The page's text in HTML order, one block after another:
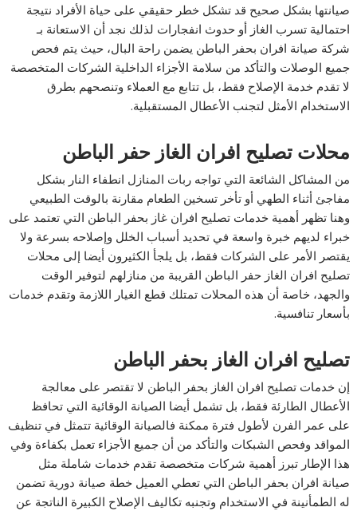
صيانتها بشكل صحيح قد تشكل خطر حقيقي على حياة الأفراد نتيجة
احتمالية تسرب الغاز أو حدوث انفجارات لذلك نجد أن الاستعانة بـ
شركة صيانة افران بحفر الباطن يضمن راحة البال، حيث يتم فحص
جميع الوصلات والتأكد من سلامة الأجزاء الداخلية الشركات المتخصصة
لا تقدم خدمة الإصلاح فقط، بل تتابع مع العملاء وتنصحهم بطرق
الاستخدام الأمثل لتجنب الأعطال المستقبلية.
محلات تصليح افران الغاز حفر الباطن
من المشاكل الشائعة التي تواجه ربات المنازل انطفاء النار بشكل
مفاجئ أثناء الطهي أو تأخر تسخين الطعام مقارنة بالوقت الطبيعي
وهنا تظهر أهمية خدمات تصليح افران غاز بحفر الباطن التي تعتمد على
خبراء لديهم خبرة واسعة في تحديد أسباب الخلل وإصلاحه بسرعة ولا
يقتصر الأمر على الشركات فقط، بل يلجأ الكثيرون أيضا إلى محلات
تصليح افران الغاز حفر الباطن القريبة من منازلهم لتوفير الوقت
والجهد، خاصة أن هذه المحلات تمتلك قطع الغيار اللازمة وتقدم خدمات
بأسعار تنافسية.
تصليح افران الغاز بحفر الباطن
إن خدمات تصليح افران الغاز بحفر الباطن لا تقتصر على معالجة
الأعطال الطارئة فقط، بل تشمل أيضا الصيانة الوقائية التي تحافظ
على عمر الفرن لأطول فترة ممكنة فالصيانة الوقائية تتمثل في تنظيف
المواقد وفحص الشبكات والتأكد من أن جميع الأجزاء تعمل بكفاءة وفي
هذا الإطار تبرز أهمية شركات متخصصة تقدم خدمات شاملة مثل
صيانة افران بحفر الباطن التي تعطي العميل خطة صيانة دورية تضمن
له الطمأنينة في الاستخدام وتجنبه تكاليف الإصلاح الكبيرة الناتجة عن